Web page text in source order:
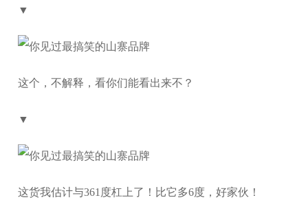
▼
这个，不解释，看你们能看出来不？
▼
这货我估计与361度杠上了！比它多6度，好家伙！